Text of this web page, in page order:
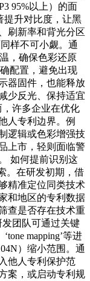
95%以上）的面
提升对比度，让黑
刷新率和背光分区
样不可小觑。通
，确保色彩还原
配置，避免出现
器固件，也能释放
少反光、保持适宜
许多企业在优化
人专利边界。例
逻辑或色彩增强技
上市，轻则面临警
如何提前识别这
。在研发初期，借
精准定位同类技术
和地区的专利数据
查是否存在技术重
团队可通过关键
‘tone mapping’等进
）缩小范围。通
他人专利保护范
案，或启动专利规